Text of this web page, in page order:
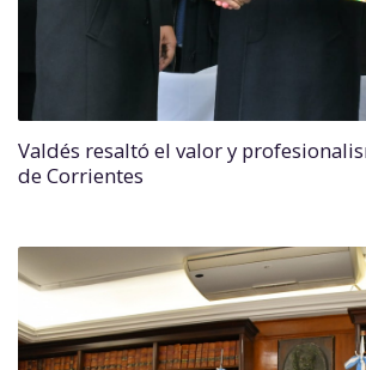
Valdés resaltó el valor y
de Corrientes